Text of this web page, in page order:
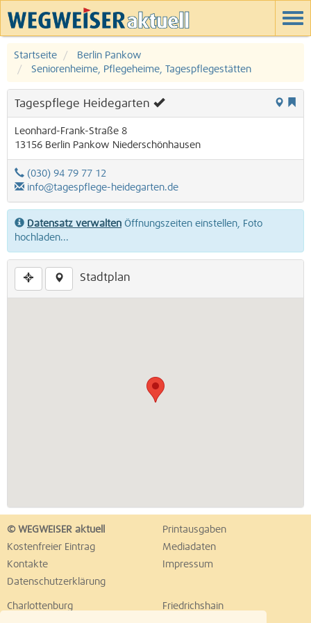
Startseite
Berlin Pankow
Seniorenheime, Pflegeheime, Tagespflegestätten
Tagespflege Heidegarten
Leonhard-Frank-Straße 8
13156 Berlin Pankow Niederschönhausen
(030) 94 79 77 12
info@tagespflege-heidegarten.de
Datensatz verwalten Öffnungszeiten einstellen, Foto
hochladen...
Stadtplan
© WEGWEISER aktuell
Printausgaben
Kostenfreier Eintrag
Mediadaten
Kontakte
Impressum
Datenschutzerklärung
Charlottenburg
Friedrichshain